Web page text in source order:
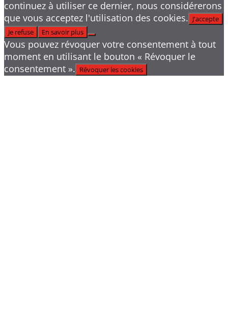
continuez à utiliser ce dernier, nous considérerons
que vous acceptez l'utilisation des cookies. J'accepte
Je refuse
En savoir plus
Vous pouvez révoquer votre consentement à tout
moment en utilisant le bouton « Révoquer le
consentement ». Révoquer les cookies